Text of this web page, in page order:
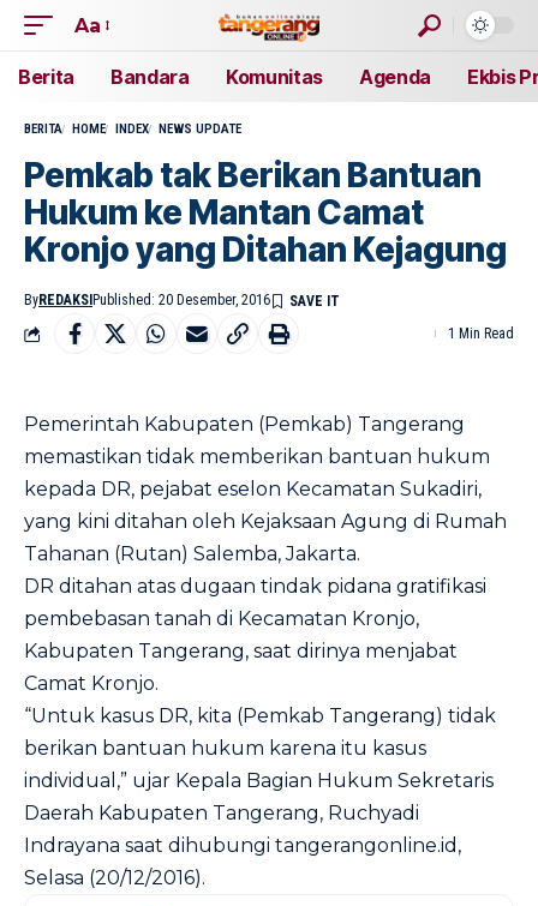
Aa
Berita Bandara Komunitas Agenda Ekbis
BERITA HOME INDEX NEWS UPDATE
Pemkab tak Berikan Bantuan
Hukum ke Mantan Camat
Kronjo yang Ditahan Kejagung
ByREDAKSI Published: 20 Desember, 2016
1 Min Read
Pemerintah Kabupaten (Pemkab) Tangerang
memastikan tidak memberikan bantuan hukum
kepada DR, pejabat eselon Kecamatan Sukadiri,
yang kini ditahan oleh Kejaksaan Agung di Rumah
Tahanan (Rutan) Salemba, Jakarta.
DR ditahan atas dugaan tindak pidana gratifikasi
pembebasan tanah di Kecamatan Kronjo,
Kabupaten Tangerang, saat dirinya menjabat
Camat Kronjo.
“Untuk kasus DR, kita (Pemkab Tangerang) tidak
berikan bantuan hukum karena itu kasus
individual,” ujar Kepala Bagian Hukum Sekretaris
Daerah Kabupaten Tangerang, Ruchyadi
Indrayana saat dihubungi tangerangonline.id,
Selasa (20/12/2016).